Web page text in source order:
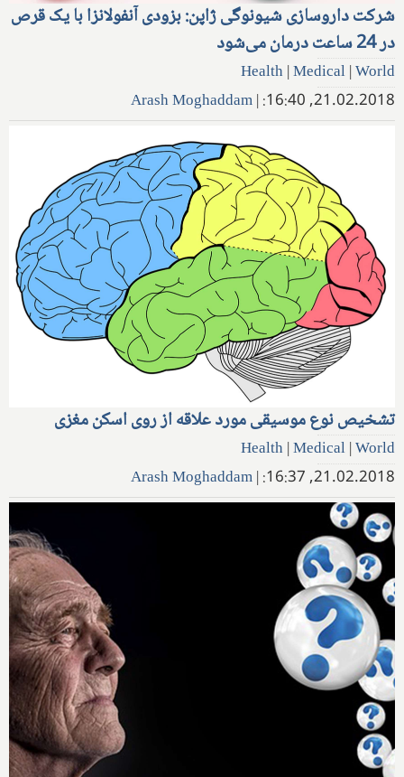
شرکت داروسازی شیونوگی ژاپن: بزودی آنفولانزا با یک قرص
در 24 ساعت درمان می‌شود
Health |Medical|World
21.02.2018, 16:40:
|
Arash Moghaddam
تشخیص نوع موسیقی مورد علاقه از روی اسکن مغزی
Health |Medical|World
21.02.2018, 16:37:
|
Arash Moghaddam